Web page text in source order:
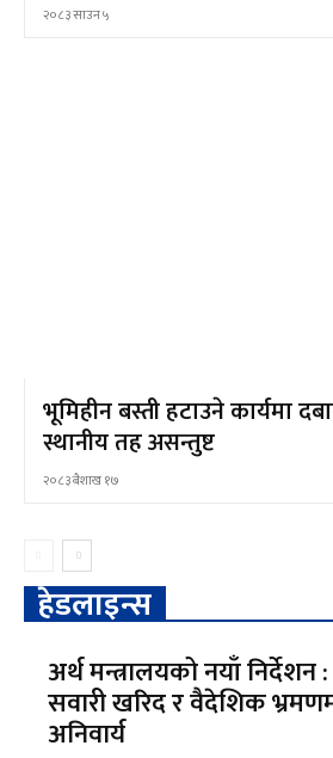
२०८३ साउन ५
भूमिहीन बस्ती हटाउने कार्यमा
स्थानीय तह असन्तुष्ट
२०८३ बैशाख १७
हेडलाइन्स
अर्थ मन्त्रालयको नयाँ निर्देशन
सवारी खरिद र वैदेशिक
अनिवार्य